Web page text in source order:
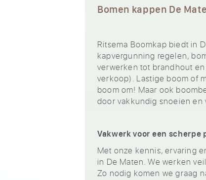
Bomen kappen De
Ritsema Boomkap biedt in
kapvergunning regelen,
verwerken tot brandhout
verkoop). Lastige boom of
boom om! Maar ook
door vakkundig snoeien en
Vakwerk voor een scherpe
Met onze kennis, ervaring
in De Maten. We werken
Zo nodig komen we graag